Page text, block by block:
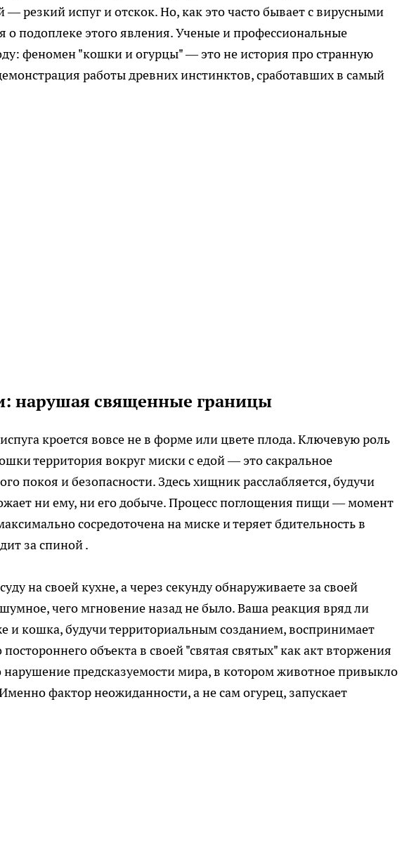
резкий испуг и отскок. Но, как это часто бывает с вирусными
о подоплеке этого явления. Ученые и профессиональные
феномен "кошки и огурцы" — это не история про странную
работы древних инстинктов, сработавших в самый
нарушая священные границы
кроется вовсе не в форме или цвете плода. Ключевую роль
территория вокруг миски с едой — это сакральное
покоя и безопасности. Здесь хищник расслабляется, будучи
ни ему, ни его добыче. Процесс поглощения пищи — момент
сосредоточена на миске и теряет бдительность в
за спиной .
на своей кухне, а через секунду обнаруживаете за своей
чего мгновение назад не было. Ваша реакция вряд ли
и кошка, будучи территориальным созданием, воспринимает
объекта в своей "святая святых" как акт вторжения
нарушение предсказуемости мира, в котором животное привыкло
фактор неожиданности, а не сам огурец, запускает